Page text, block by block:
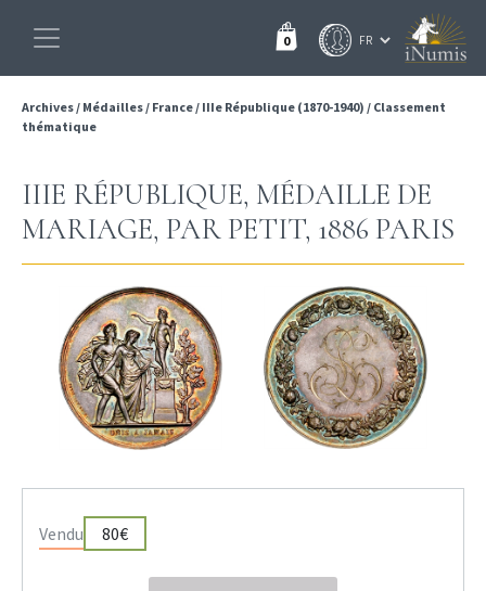
0
Archives/ Médailles/ France/ IIIe République (1870-1940) / Classement
thématique
IIIE RÉPUBLIQUE, MÉDAILLE DE
MARIAGE, PAR PETIT, 1886 PARIS
Vendu 80€